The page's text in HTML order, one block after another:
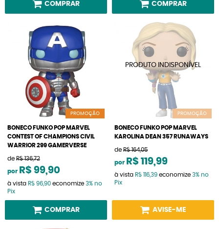
COMPRAR COMPRAR
PROMOÇÃO
BONECO FUNKO POP MARVEL
CONTEST OF CHAMPIONS CIVIL
WARRIOR 299 GAMERVERSE
de R$ 136,72
por R$ 99,90
à vista R$ 96,90 economize 3% no
Pix
COMPRAR
PROMOÇÃO
BONECO FUNKO POP MARVEL
KAROLINA DEAN 357 RUNAWAYS
de R$ 164,05
por R$ 119,99
à vista R$ 116,39 economize 3% no
Pix
AVISE-ME